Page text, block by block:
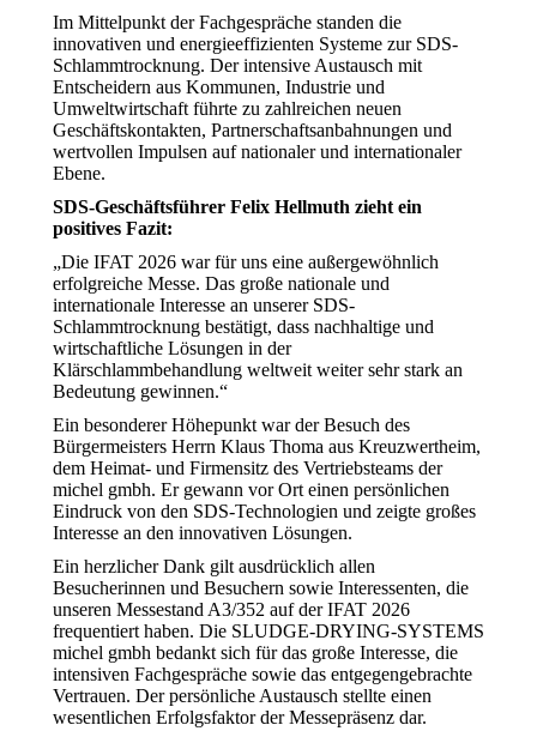
Im Mittelpunkt der Fachgespräche standen die
innovativen und energieeffizienten Systeme zur SDS-
Schlammtrocknung. Der intensive Austausch mit
Entscheidern aus Kommunen, Industrie und
Umweltwirtschaft führte zu zahlreichen neuen
Geschäftskontakten, Partnerschaftsanbahnungen und
wertvollen Impulsen auf nationaler und internationaler
Ebene.
SDS-Geschäftsführer Felix Hellmuth zieht ein
positives Fazit:
„Die IFAT 2026 war für uns eine außergewöhnlich
erfolgreiche Messe. Das große nationale und
internationale Interesse an unserer SDS-
Schlammtrocknung bestätigt, dass nachhaltige und
wirtschaftliche Lösungen in der
Klärschlammbehandlung weltweit weiter sehr stark an
Bedeutung gewinnen.“
Ein besonderer Höhepunkt war der Besuch des
Bürgermeisters Herrn Klaus Thoma aus Kreuzwertheim,
dem Heimat- und Firmensitz des Vertriebsteams der
michel gmbh. Er gewann vor Ort einen persönlichen
Eindruck von den SDS-Technologien und zeigte großes
Interesse an den innovativen Lösungen.
Ein herzlicher Dank gilt ausdrücklich allen
Besucherinnen und Besuchern sowie Interessenten, die
unseren Messestand A3/352 auf der IFAT 2026
frequentiert haben. Die SLUDGE-DRYING-SYSTEMS
michel gmbh bedankt sich für das große Interesse, die
intensiven Fachgespräche sowie das entgegengebrachte
Vertrauen. Der persönliche Austausch stellte einen
wesentlichen Erfolgsfaktor der Messepräsenz dar.